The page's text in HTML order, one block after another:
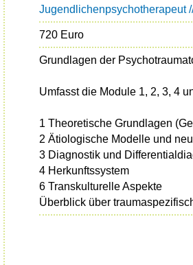
Jugendlichenpsychotherapeut
720 Euro
Grundlagen der
Umfasst die Module 1, 2, 3, 4
1 Theoretische Grundlagen
2 Ätiologische Modelle und
3 Diagnostik und
4 Herkunftssystem
6 Transkulturelle Aspekte
Überblick über